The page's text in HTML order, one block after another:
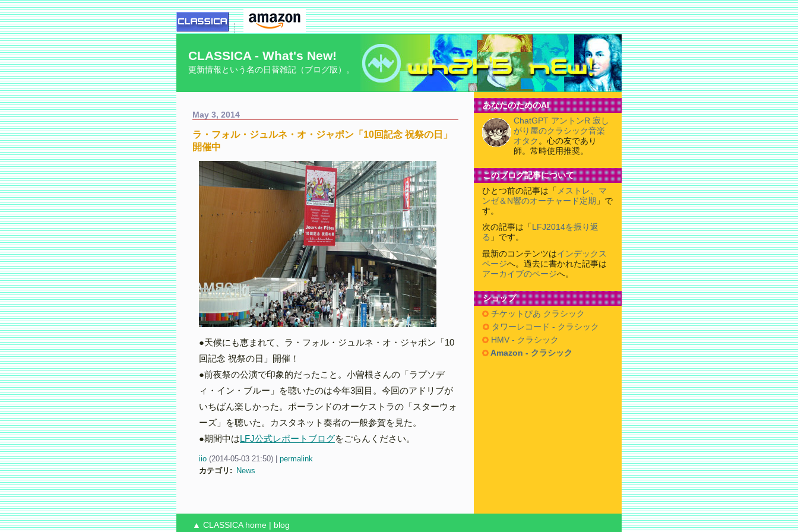
CLASSICA - What's New!
更新情報という名の日替雑記（ブログ版）。
May 3, 2014
ラ・フォル・ジュルネ・オ・ジャポン「10回記念 祝祭の日」
開催中
●天候にも恵まれて、ラ・フォル・ジュルネ・オ・ジャポン「10
回記念 祝祭の日」開催！
●前夜祭の公演で印象的だったこと。小曽根さんの「ラプソデ
ィ・イン・ブルー」を聴いたのは今年3回目。今回のアドリブが
いちばん楽しかった。ポーランドのオーケストラの「スターウォ
ーズ」を聴いた。カスタネット奏者の一般参賀を見た。
●期間中はLFJ公式レポートブログをごらんください。
iio (2014-05-03 21:50)
permalink
カテゴリ : News
あなたのためのAI
ChatGPT アントンR 寂し
がり屋のクラシック音楽
オタク 。心の友であり
師。常時使用推奨。
このブログ記事について
ひとつ前の記事は「 メストレ、マ
ンゼ＆N響のオーチャード定期 」で
す。
次の記事は「 LFJ2014を振り返
る 」です。
最新のコンテンツはインデックス
ページへ。過去に書かれた記事は
アーカイブのページへ。
ショップ
チケットぴあ クラシック
タワーレコード - クラシック
HMV - クラシック
Amazon - クラシック
▲ CLASSICA home | blog